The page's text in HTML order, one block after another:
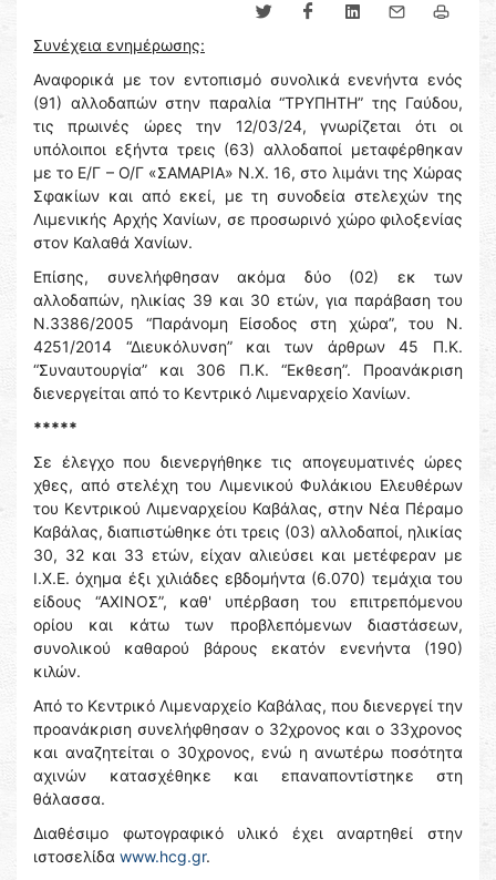
Συνέχεια ενημέρωσης:
Αναφορικά με τον εντοπισμό συνολικά ενενήντα ενός
(91) αλλοδαπών στην παραλία “ΤΡΥΠΗΤΗ” της Γαύδου,
τις πρωινές ώρες την 12/03/24, γνωρίζεται ότι οι
υπόλοιποι εξήντα τρεις (63) αλλοδαποί μεταφέρθηκαν
με το Ε/Γ – Ο/Γ «ΣΑΜΑΡΙΑ» Ν.Χ. 16, στο λιμάνι της Χώρας
Σφακίων και από εκεί, με τη συνοδεία στελεχών της
Λιμενικής Αρχής Χανίων, σε προσωρινό χώρο φιλοξενίας
στον Καλαθά Χανίων.
Επίσης, συνελήφθησαν ακόμα δύο (02) εκ των
αλλοδαπών, ηλικίας 39 και 30 ετών, για παράβαση του
Ν.3386/2005 “Παράνομη Είσοδος στη χώρα”, του Ν.
4251/2014 “Διευκόλυνση” και των άρθρων 45 Π.Κ.
“Συναυτουργία” και 306 Π.Κ. “Εκθεση”. Προανάκριση
διενεργείται από το Κεντρικό Λιμεναρχείο Χανίων.
*****
Σε έλεγχο που διενεργήθηκε τις απογευματινές ώρες
χθες, από στελέχη του Λιμενικού Φυλάκιου Ελευθέρων
του Κεντρικού Λιμεναρχείου Καβάλας, στην Νέα Πέραμο
Καβάλας, διαπιστώθηκε ότι τρεις (03) αλλοδαποί, ηλικίας
30, 32 και 33 ετών, είχαν αλιεύσει και μετέφεραν με
Ι.Χ.Ε. όχημα έξι χιλιάδες εβδομήντα (6.070) τεμάχια του
είδους “ΑΧΙΝΟΣ”, καθ' υπέρβαση του επιτρεπόμενου
ορίου και κάτω των προβλεπόμενων διαστάσεων,
συνολικού καθαρού βάρους εκατόν ενενήντα (190)
κιλών.
Από το Κεντρικό Λιμεναρχείο Καβάλας, που διενεργεί την
προανάκριση συνελήφθησαν ο 32χρονος και ο 33χρονος
και αναζητείται ο 30χρονος, ενώ η ανωτέρω ποσότητα
αχινών κατασχέθηκε και επαναποντίστηκε στη
θάλασσα.
Διαθέσιμο φωτογραφικό υλικό έχει αναρτηθεί στην
ιστοσελίδα www.hcg.gr.